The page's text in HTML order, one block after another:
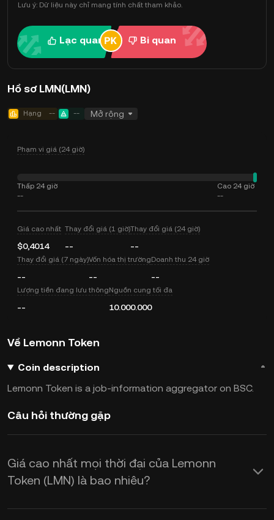
Lưu ý: Dữ liệu này chỉ mang tính chất tham khảo.
Lạc quan Bi quan
Hồ sơ LMN(LMN)
Hạng -- -- Mở rộng
Phạm vi giá (24 giờ)
Thấp 24 giờ
--
Cao 24 giờ
--
Giá cao nhất
$0,4014
Thay đổi giá (1 giờ)
--
Thay đổi giá (24 giờ)
--
Thay đổi giá (7 ngày)
--
Vốn hóa thị trường
--
Doanh thu 24 giờ
--
Lượng tiền đang lưu thông
--
Nguồn cung tối đa
10.000.000
Về Lemonn Token
Coin description
Lemonn Token is a job-information aggregator on BSC.
Câu hỏi thường gặp
Giá cao nhất mọi thời đại của Lemonn
Token (LMN) là bao nhiêu?